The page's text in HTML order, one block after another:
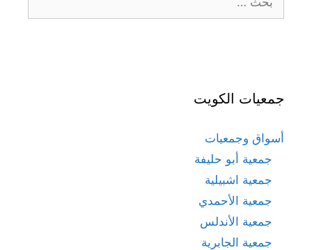
عن:
جمعيات الكويت
أسواق وجمعيات
جمعية أبو حليفة
جمعية اشبيلية
جمعية الأحمدي
جمعية الأندلس
جمعية الجابرية